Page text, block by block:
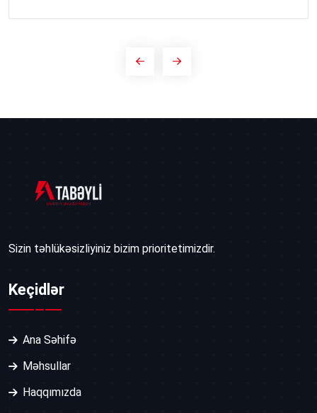
Sizin təhlükəsizliyiniz bizim prioritetimizdir.
Keçidlər
Ana Səhifə
Məhsullar
Haqqımızda